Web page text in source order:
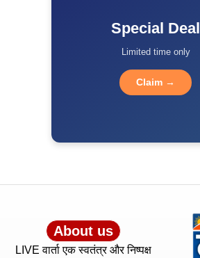
Special Deal
Limited time only
Claim →
About us
LIVE वार्ता एक स्वतंत्र और निष्पक्ष